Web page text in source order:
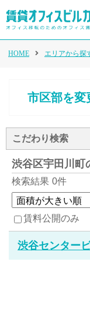
HOME エリアから探
市区部を変
こだわり検索
渋谷区宇田川町
検索結果 0件
賃料公開のみ
渋谷センター